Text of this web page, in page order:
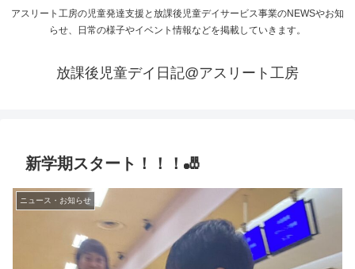
アスリート工房の児童発達支援と放課後児童デイサービス事業のNEWSやお知
らせ、日常の様子やイベント情報などを掲載していきます。
放課後児童デイ日記@アスリート工房
新学期スタート！！！🎳
ニュース・お知らせ